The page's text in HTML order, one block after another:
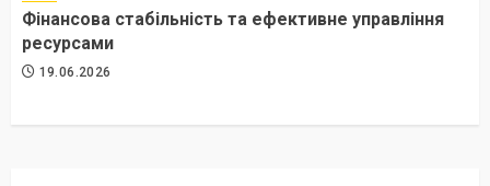
Фінансова стабільність та ефективне управління
ресурсами
19.06.2026